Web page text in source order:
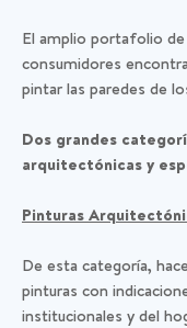
El amplio portafolio
consumidores
pintar las paredes de
Dos grandes
arquitectónicas y
Pinturas
De esta categoría,
pinturas con
institucionales y del